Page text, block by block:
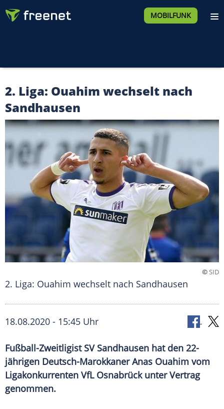
MOBILFUNK
2. Liga: Ouahim wechselt nach
Sandhausen
©SID
2. Liga: Ouahim wechselt nach Sandhausen
18.08.2020 - 15:45 Uhr
Fußball-Zweitligist SV Sandhausen hat den 22-
jährigen Deutsch-Marokkaner Anas Ouahim vom
Ligakonkurrenten VfL Osnabrück unter Vertrag
genommen.